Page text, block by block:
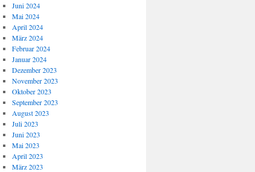
Juni 2024
Mai 2024
April 2024
März 2024
Februar 2024
Januar 2024
Dezember 2023
November 2023
Oktober 2023
September 2023
August 2023
Juli 2023
Juni 2023
Mai 2023
April 2023
März 2023